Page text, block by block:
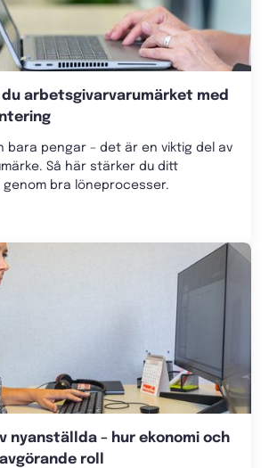
arbetsgivarvarumärket med
bara pengar – det är en viktig del av
Så här stärker du ditt
bra löneprocesser.
nyanställda – hur ekonomi och
roll